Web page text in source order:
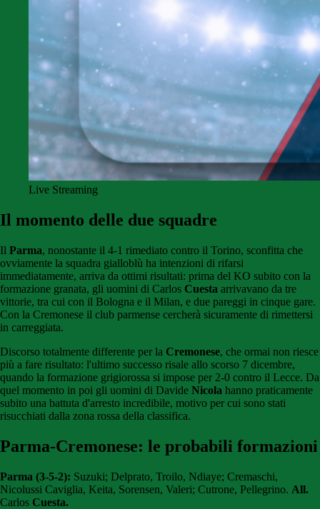
Live Streaming
Il momento delle due squadre
Il Parma, nonostante il 4-1 rimediato contro il Torino, sconfitta che
ovviamente la squadra gialloblù ha intenzioni di rifarsi
immediatamente, arriva da ottimi risultati: prima del KO subito con la
formazione granata, gli uomini di Carlos Cuesta arrivavano da tre
vittorie, tra cui con il Bologna e il Milan, e due pareggi in cinque gare.
Con la Cremonese il club parmense cercherà sicuramente di rimettersi
in carreggiata.
Discorso totalmente differente per la Cremonese, che ormai non riesce
più a fare risultato: l'ultimo successo risale allo scorso 7 dicembre,
quando la formazione grigiorossa si impose per 2-0 contro il Lecce. Da
quel momento in poi gli uomini di Davide Nicola hanno praticamente
subito una battuta d'arresto incredibile, motivo per cui sono stati
risucchiati dalla zona rossa della classifica.
Parma-Cremonese: le probabili formazioni
Parma (3-5-2): Suzuki; Delprato, Troilo, Ndiaye; Cremaschi,
Nicolussi Caviglia, Keita, Sorensen, Valeri; Cutrone, Pellegrino. All.
Carlos Cuesta.